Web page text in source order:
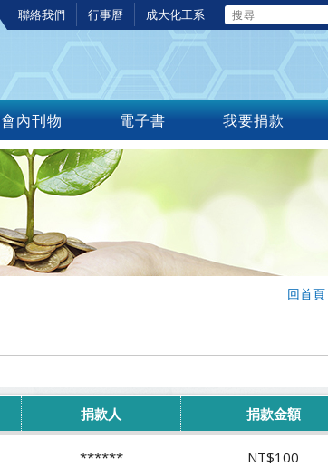
聯絡我們 行事曆 成大化工系
會內刊物 電子書 我要捐款
回首頁
捐款人 捐款金額
****** NT$100